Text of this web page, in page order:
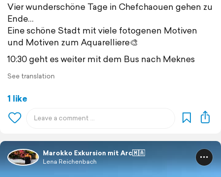
Vier wunderschöne Tage in Chefchaouen gehen zu
Ende…
Eine schöne Stadt mit viele fotogenen Motiven
und Motiven zum Aquarelliere🎨
10:30 geht es weiter mit dem Bus nach Meknes
See translation
1 like
Marokko Exkursion mit Arc🇲🇦
Lena Reichenbach